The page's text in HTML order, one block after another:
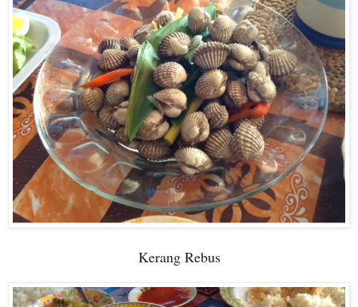
Kerang Rebus